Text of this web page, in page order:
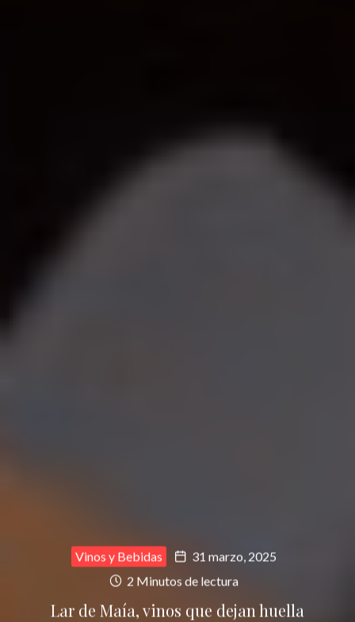
Vinos y Bebidas
31 marzo, 2025
2 Minutos de lectura
Lar de Maía, vinos que dejan huella